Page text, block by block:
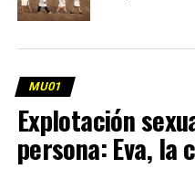
MU01
Explotación
persona: Eva, la